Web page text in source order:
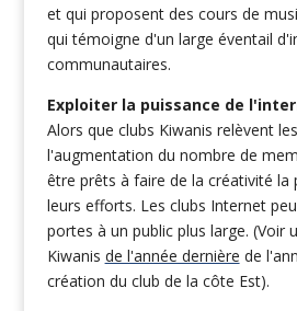
et qui proposent des cours de
qui témoigne d'un large éventail
communautaires.
Exploiter la puissance de
Alors que clubs Kiwanis relèvent
l'augmentation du nombre de
être prêts à faire de la créativité la
leurs efforts. Les clubs Internet
portes à un public plus large. (Voir
Kiwanis de l'année dernière de
création du club de la côte Est).